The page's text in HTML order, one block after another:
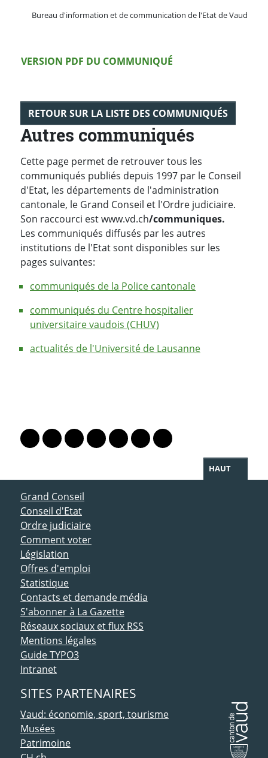
Bureau d'information et de communication de l'Etat de Vaud
Version PDF
VERSION PDF DU COMMUNIQUÉ
RETOUR SUR LA LISTE DES COMMUNIQUÉS
Autres communiqués
Cette page permet de retrouver tous les
communiqués publiés depuis 1997 par le Conseil
d'Etat, les départements de l'administration
cantonale, le Grand Conseil et l'Ordre judiciaire.
Son raccourci est www.vd.ch/communiques.
Les communiqués diffusés par les autres
institutions de l'Etat sont disponibles sur les
pages suivantes:
communiqués de la Police cantonale
communiqués du Centre hospitalier
universitaire vaudois (CHUV)
actualités de l'Université de Lausanne
Lien vers le profil Mastodon
Lien vers le profil Bluesky
Lien vers le profil Instagram
Lien vers le profil Linkedin
Lien vers le profil Facebook
Lien vers le profil Twitter
Partager par WhatsApp
HAUT
ACCÈS DIRECT
Grand Conseil
Conseil d'Etat
Ordre judiciaire
Comment voter
Législation
Offres d'emploi
Statistique
Contacts et demande média
S'abonner à La Gazette
Réseaux sociaux et flux RSS
Mentions légales
Guide TYPO3
Intranet
SITES PARTENAIRES
Vaud: économie, sport, tourisme
Musées
Patrimoine